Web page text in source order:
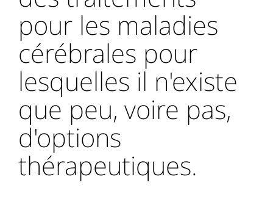
pour les maladies
cérébrales pour
lesquelles il n'existe
que peu, voire pas,
d'options
thérapeutiques.